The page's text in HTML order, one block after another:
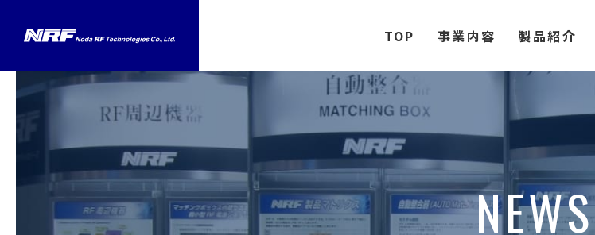
TOP 事業内容 製品紹介
NEWS